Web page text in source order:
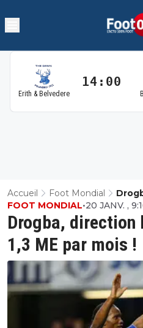
Erith & Belvedere
14:00
Accueil Foot Mondial
Pour
Drogba, direction
1,3 ME par mois !
FOOT MONDIAL•20 JANV. ,